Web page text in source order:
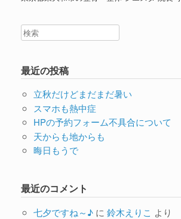
最近の投稿
立秋だけどまだまだ暑い
スマホも熱中症
HPの予約フォーム不具合について
天からも地からも
晦日もうで
最近のコメント
七夕ですね～♪に 鈴木えりこ より